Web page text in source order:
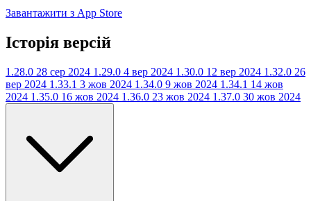
Завантажити з App Store
Історія версій
1.28.0 28 сер 2024 1.29.0 4 вер 2024 1.30.0 12 вер 2024 1.32.0 26
вер 2024 1.33.1 3 жов 2024 1.34.0 9 жов 2024 1.34.1 14 жов
2024 1.35.0 16 жов 2024 1.36.0 23 жов 2024 1.37.0 30 жов 2024